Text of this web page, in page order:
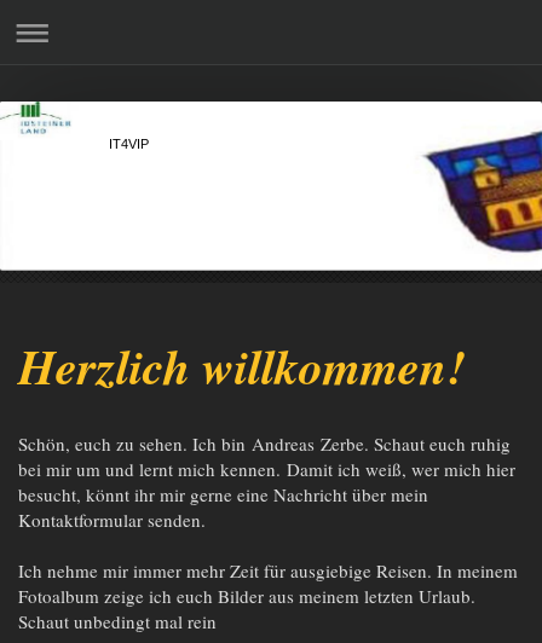
IT4VIP
Herzlich willkommen!
Schön, euch zu sehen. Ich bin Andreas Zerbe. Schaut euch ruhig
bei mir um und lernt mich kennen. Damit ich weiß, wer mich hier
besucht, könnt ihr mir gerne eine Nachricht über mein
Kontaktformular senden.
Ich nehme mir immer mehr Zeit für ausgiebige Reisen. In meinem
Fotoalbum zeige ich euch Bilder aus meinem letzten Urlaub.
Schaut unbedingt mal rein